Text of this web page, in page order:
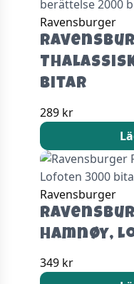
Ravensburger
bitar
289 kr
Ravensburger
Hamnøy,
349 kr